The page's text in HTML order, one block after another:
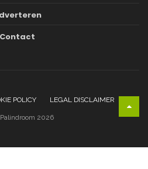
Contact
POLICY LEGAL DISCLAIMER
2026